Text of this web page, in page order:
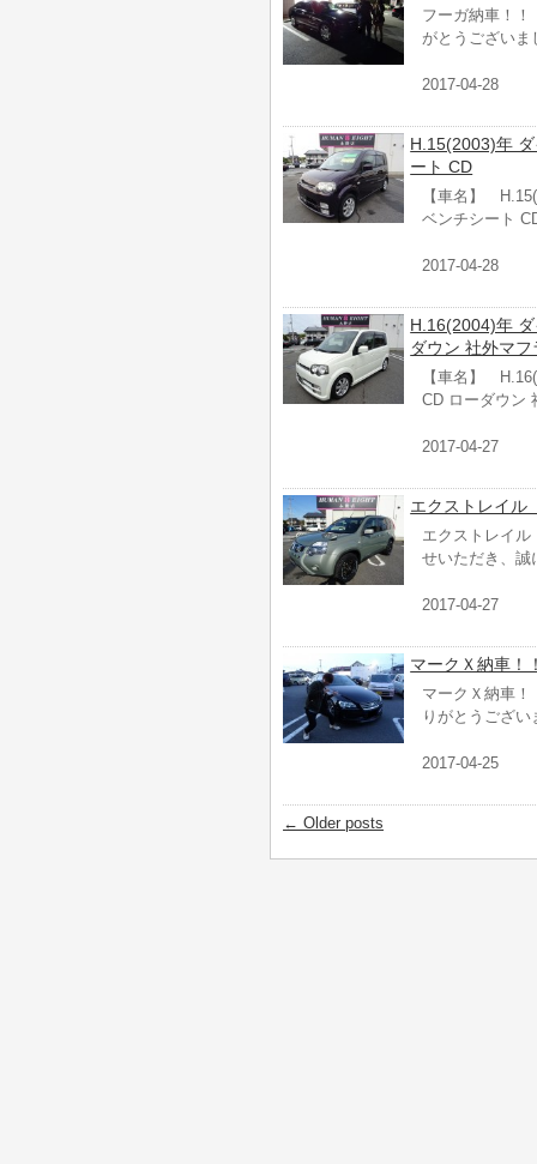
フーガ納車！
がとうござい
2017-04-28
H.15(2003)年
ート CD
【車名】
ベンチシート
2017-04-28
H.16(2004)年
ダウン 社外マフ
【車名】
CD ローダウン
2017-04-27
エクストレイ
エクストレイ
せいただき、誠
2017-04-27
マークＸ納車！
マークＸ納車
りがとうござ
2017-04-25
← Older posts